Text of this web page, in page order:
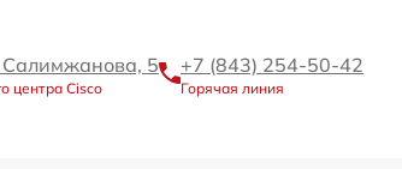
5
центра Cisco
+7 (843) 254-50-42
Горячая линия